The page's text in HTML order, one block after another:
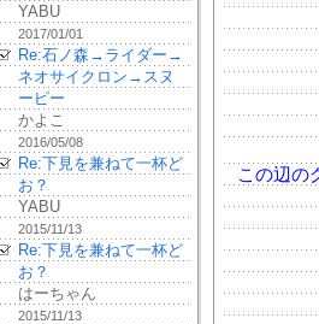
YABU
2017/01/01
Re:石ノ森→ライダー→
ネオサイクロン→スヌ
ーピー
かよこ
2016/05/08
Re:下見を兼ねて一杯ど
お？
YABU
2015/11/13
Re:下見を兼ねて一杯ど
お？
はーちゃん
2015/11/13
この辺の